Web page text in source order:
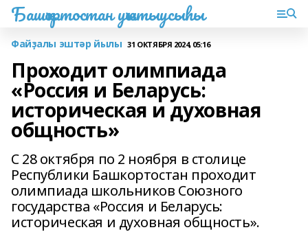
Башҡортостан уҡытыусыһы
Файҙалы эштәр йылы 31 ОКТЯБРЯ 2024, 05:16
Проходит олимпиада
«Россия и Беларусь:
историческая и духовная
общность»
С 28 октября по 2 ноября в столице
Республики Башкортостан проходит
олимпиада школьников Союзного
государства «Россия и Беларусь:
историческая и духовная общность».